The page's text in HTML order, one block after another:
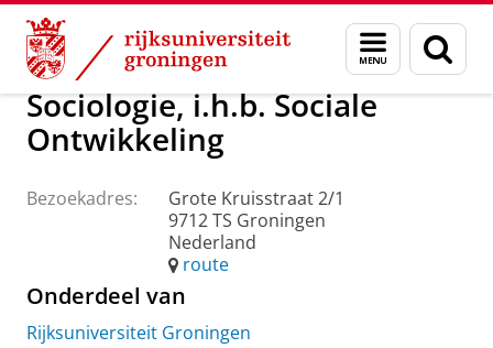
Skip
Content
Skip
Navigation
Menu
en
zoeken
Over ons Praktische zaken Waar vindt u ons
Sociologie, i.h.b. Sociale
Ontwikkeling
Bezoekadres:
Grote Kruisstraat 2/1
9712 TS Groningen
Nederland
route
Onderdeel van
Rijksuniversiteit Groningen